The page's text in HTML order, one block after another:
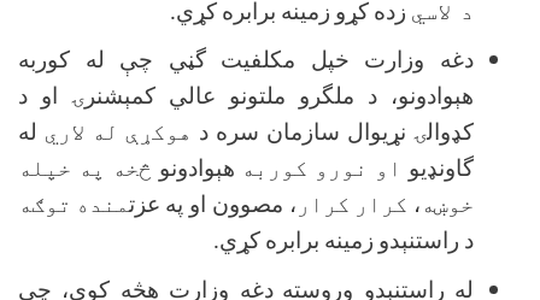
د لاسي زده كړو زمينه برابره كړي.
دغه وزارت خپل مكلفيت گڼي چې له كوربه
هېوادونو، د ملگرو ملتونو عالي كمېشنرۍ او د
كډوالۍ نړيوال سازمان سره د هوکړې له لاري له
گاونډيو
او نورو کوربه هېوادونو څخه په خپله
خوښه ، کرار کرار ، مصوون او په عزتمنده توګه
د راستنېدو زمينه برابره كړي.
له راستنېدو وروسته دغه وزارت هڅه كوي، چې